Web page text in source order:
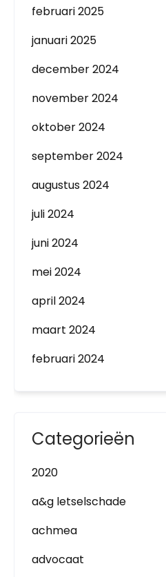
februari 2025
januari 2025
december 2024
november 2024
oktober 2024
september 2024
augustus 2024
juli 2024
juni 2024
mei 2024
april 2024
maart 2024
februari 2024
Categorieën
2020
a&g letselschade
achmea
advocaat